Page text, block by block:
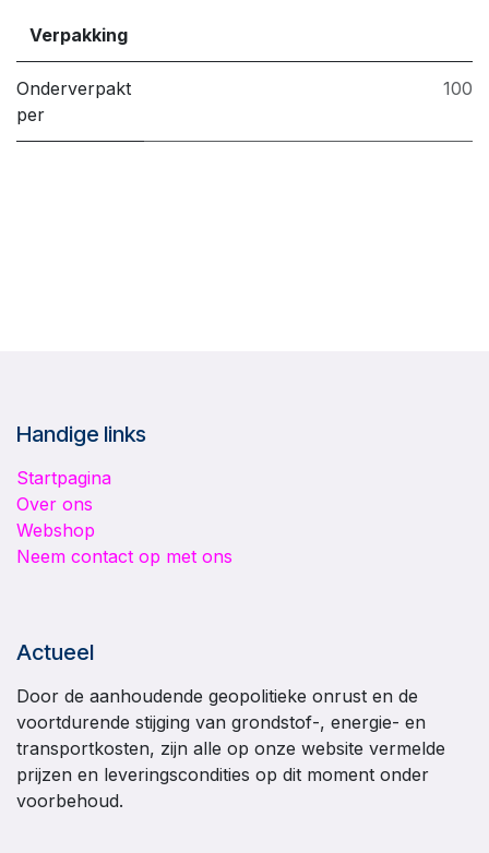
Verpakking
Onderverpakt
per
100
Handige links
Startpagina
Over ons
Webshop
Neem contact op met ons
Actueel
Door de aanhoudende geopolitieke onrust en de
voortdurende stijging van grondstof-, energie- en
transportkosten, zijn alle op onze website vermelde
prijzen en leveringscondities op dit moment onder
voorbehoud.